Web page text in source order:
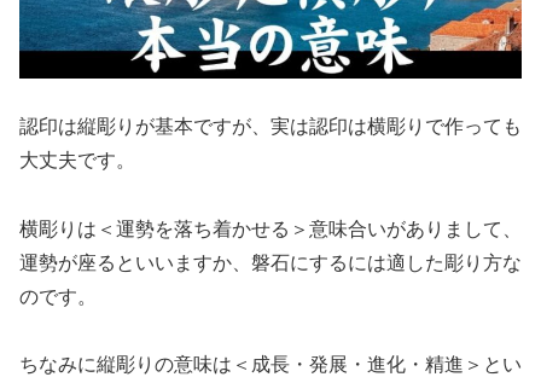
認印は縦彫りが基本ですが、実は認印は横彫りで作っても
大丈夫です。
横彫りは＜運勢を落ち着かせる＞意味合いがありまして、
運勢が座るといいますか、磐石にするには適した彫り方な
のです。
ちなみに縦彫りの意味は＜成長・発展・進化・精進＞とい